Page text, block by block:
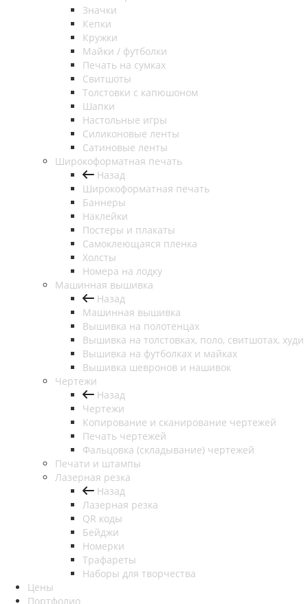
Значки
Кепки
Кружки
Майки / футболки
Печать на сумках
Свитшоты
Толстовки с капюшоном
Шапки
Настольные игры
Силиконовые ленты
Сатиновые ленты
Широкоформатная печать
Назад
Широкоформатная печать
Баннеры
Наклейки
Постеры и плакаты
Самоклеющаяся пленка
Холсты
Номера на лодку
Машинная вышивка
Назад
Машинная вышивка
Вышивка на полотенцах
Вышивка на толстовках, поло, свитшотах, худи
Вышивка на футболках и майках
Вышивка шевронов и нашивок
Чертежи
Назад
Чертежи
Копирование и сканирование чертежей
Печать чертежей
Фальцовка (складывание) чертежей
Печати и штампы
Лазерная резка
Назад
Лазерная резка
QR коды
Бейджи
Номерки
Трафареты
Наборы для творчества
Цены
Портфолио